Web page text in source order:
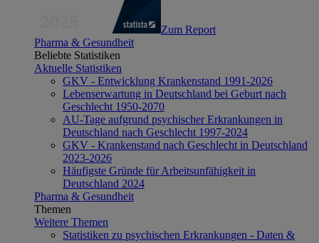
Zum Report
Pharma & Gesundheit
Beliebte Statistiken
Aktuelle Statistiken
GKV - Entwicklung Krankenstand 1991-2026
Lebenserwartung in Deutschland bei Geburt nach
Geschlecht 1950-2070
AU-Tage aufgrund psychischer Erkrankungen in
Deutschland nach Geschlecht 1997-2024
GKV - Krankenstand nach Geschlecht in Deutschland
2023-2026
Häufigste Gründe für Arbeitsunfähigkeit in
Deutschland 2024
Pharma & Gesundheit
Themen
Weitere Themen
Statistiken zu psychischen Erkrankungen - Daten &